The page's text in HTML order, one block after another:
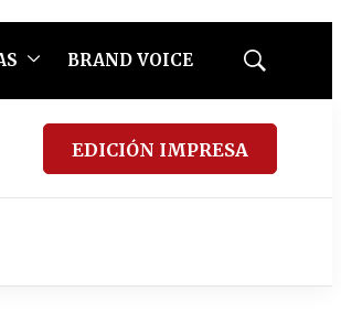
BRAND VOICE
Mostrar
EDICIÓN IMPRESA